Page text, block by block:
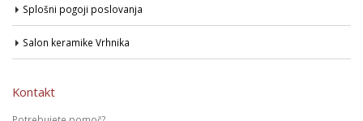
Splošni pogoji poslovanja
Salon keramike Vrhnika
Kontakt